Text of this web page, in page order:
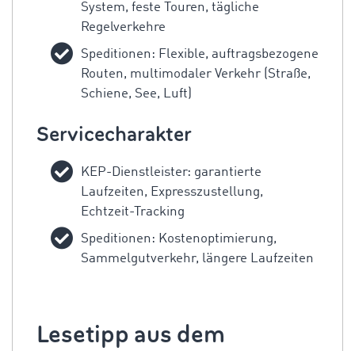
System, feste Touren, tägliche
Regelverkehre
Speditionen: Flexible, auftragsbezogene
Routen, multimodaler Verkehr (Straße,
Schiene, See, Luft)
Servicecharakter
KEP-Dienstleister: garantierte
Laufzeiten, Expresszustellung,
Echtzeit-Tracking
Speditionen: Kostenoptimierung,
Sammelgutverkehr, längere Laufzeiten
Lesetipp aus dem